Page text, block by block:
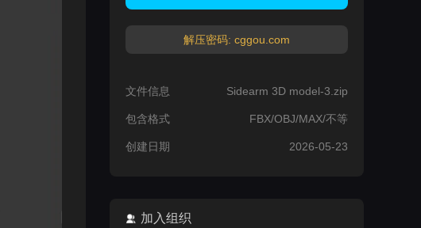
解压密码: cggou.com
文件信息 Sidearm 3D model-3.zip
包含格式 FBX/OBJ/MAX/不等
创建日期 2026-05-23
加入组织